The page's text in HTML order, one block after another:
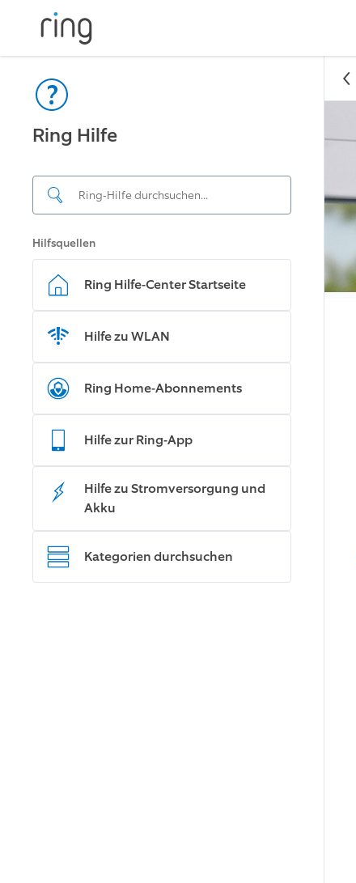
Ring Hilfe
Hilfsquellen
Ring Hilfe-Center Startseite
Hilfe zu WLAN
Ring Home-Abonnements
Hilfe zur Ring-App
Hilfe zu Stromversorgung und
Akku
Kategorien durchsuchen